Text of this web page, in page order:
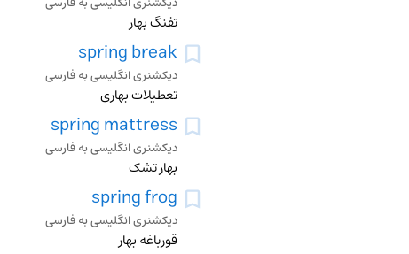
تفنگ بهار
spring break
دیکشنری انگلیسی به فارسی
تعطیلات بهاری
spring mattress
دیکشنری انگلیسی به فارسی
بهار تشک
spring frog
دیکشنری انگلیسی به فارسی
قورباغه بهار